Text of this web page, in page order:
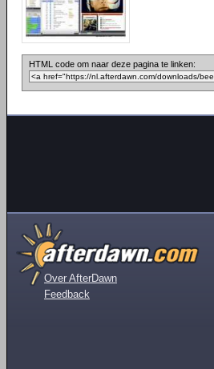
HTML code om naar deze pagina te linken:
Over AfterDawn
Feedback